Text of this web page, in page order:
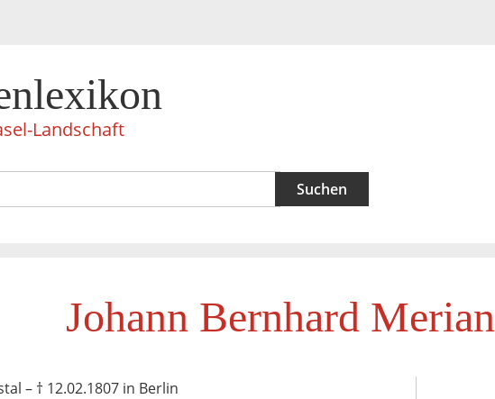
Landschaft
Johann Bernhard Merian
– † 12.02.1807 in Berlin